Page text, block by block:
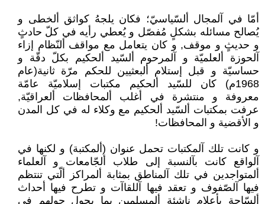
أمّا في آلمجال ألسّياسيّ؛ فكان يلجهُ كواثق ألخطى و
يُصالح مسائله بشكلٍ مُفصّل و يُعطي رأيه في كلّ حادثٍ
و حديثٍ و موقف, و كان يتعامل مع مواقف ألنّظام إزاء
آلحوزة ألعلميّة و آلمرحوم ألسّيد ألحكيم بكلّ دقّة و
حساسيّة و قبل إستلام ألبعثيين للحكم مرّة ثانية(عام
1968م) كان للسّيد ألحكيم مكتبات إسلاميّة عامّة
معروفة و منتشرة في أغلب ألمحافظات ألعراقيّة,
عرفت بمكتبات ألسّيد ألحكيم مع وكلاء له في كل المدن
و الأقضية و المحافظات!
و كانت تلك آلمكتبات تحمل عنوان (ألمكتبة) و لكنها في
آلواقع كانت بآلنسبة إلى طلاب ألجّامعات و آلعلماء
ألمتواجدين في تلك آلمناطق بمثابة ألمراكز ألّتي تنتظم
فيها آلصّفوف و تعقد فيها آللقاآت و تطرح فيها أحداث
ألسّاحة بأعلام ناشئة ألمسلمين بما يجول حولهم في